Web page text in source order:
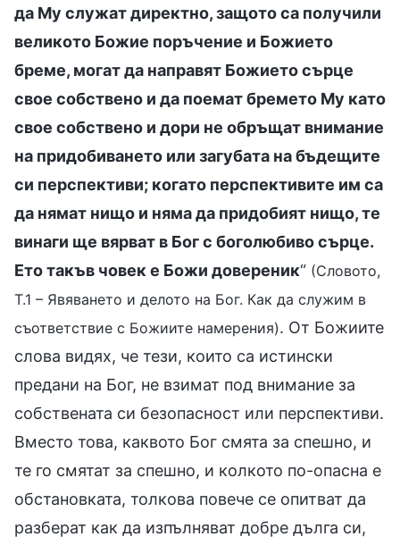
да Му служат директно, защото са получили
великото Божие поръчение и Божието
бреме, могат да направят Божието сърце
свое собствено и да поемат бремето Му като
свое собствено и дори не обръщат внимание
на придобиването или загубата на бъдещите
си перспективи; когато перспективите им са
да нямат нищо и няма да придобият нищо, те
винаги ще вярват в Бог с боголюбиво сърце.
Ето такъв човек е Божи довереник“ (Словото,
Т.1 – Явяването и делото на Бог. Как да служим в
съответствие с Божиите намерения). От Божиите
слова видях, че тези, които са истински
предани на Бог, не взимат под внимание за
собствената си безопасност или перспективи.
Вместо това, каквото Бог смята за спешно, и
те го смятат за спешно, и колкото по-опасна е
обстановката, толкова повече се опитват да
разберат как да изпълняват добре дълга си,